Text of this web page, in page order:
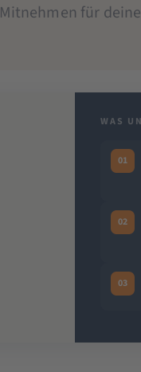
für
WAS
01
02
03